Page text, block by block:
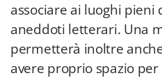
associare ai luoghi pieni
aneddoti letterari. Una
permetterà inoltre
avere proprio spazio